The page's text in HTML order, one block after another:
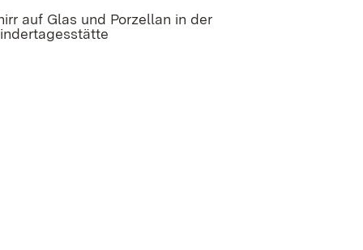
auf Glas und Porzellan in der